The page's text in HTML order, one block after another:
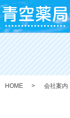
HOME 会社案内